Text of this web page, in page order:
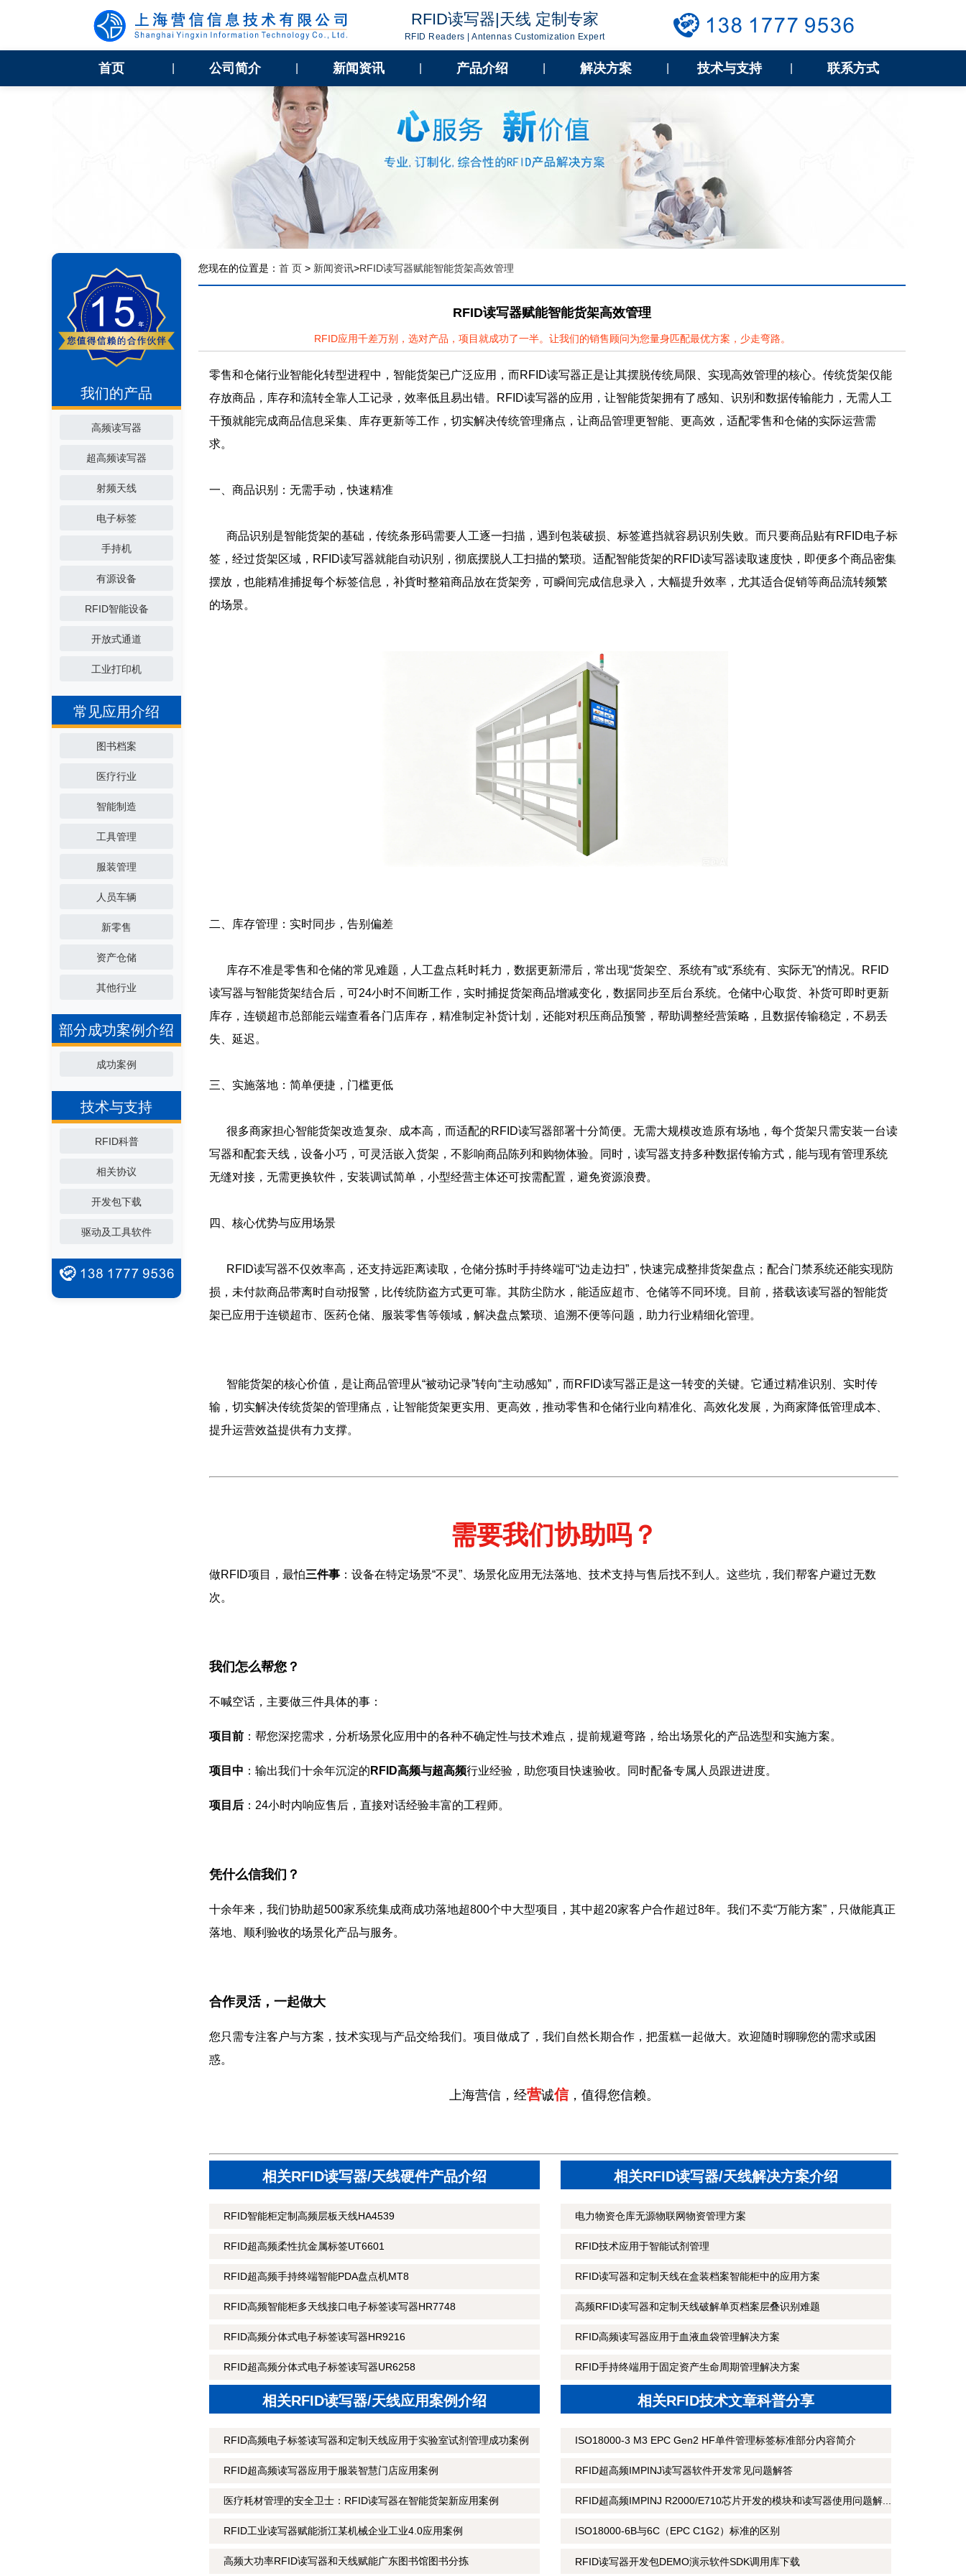
RFID读写器|天线 定制专家
RFID Readers | Antennas Customization Expert
首页 公司简介 新闻资讯 产品介绍 解决方案 技术与支持 联系方式
我们的产品
高频读写器
超高频读写器
射频天线
电子标签
手持机
有源设备
RFID智能设备
开放式通道
工业打印机
常见应用介绍
图书档案
医疗行业
智能制造
工具管理
服装管理
人员车辆
新零售
资产仓储
其他行业
部分成功案例介绍
成功案例
技术与支持
RFID科普
相关协议
开发包下载
驱动及工具软件
您现在的位置是： 首 页 > 新闻资讯>RFID读写器赋能智能货架高效管理
RFID读写器赋能智能货架高效管理
RFID应用千差万别，选对产品，项目就成功了一半。让我们的销售顾问为您量身匹配最优方案，少走弯路。
零售和仓储行业智能化转型进程中，智能货架已广泛应用，而RFID读写器正是让其摆脱传统局限、实现高效管理的核心。传统货架仅能
存放商品，库存和流转全靠人工记录，效率低且易出错。RFID读写器的应用，让智能货架拥有了感知、识别和数据传输能力，无需人工
干预就能完成商品信息采集、库存更新等工作，切实解决传统管理痛点，让商品管理更智能、更高效，适配零售和仓储的实际运营需
求。
一、商品识别：无需手动，快速精准
商品识别是智能货架的基础，传统条形码需要人工逐一扫描，遇到包装破损、标签遮挡就容易识别失败。而只要商品贴有RFID电子标
签，经过货架区域，RFID读写器就能自动识别，彻底摆脱人工扫描的繁琐。适配智能货架的RFID读写器读取速度快，即便多个商品密集
摆放，也能精准捕捉每个标签信息，补貨时整箱商品放在货架旁，可瞬间完成信息录入，大幅提升效率，尤其适合促销等商品流转频繁
的场景。
二、库存管理：实时同步，告别偏差
库存不准是零售和仓储的常见难题，人工盘点耗时耗力，数据更新滞后，常出现“货架空、系统有”或“系统有、实际无”的情况。RFID
读写器与智能货架结合后，可24小时不间断工作，实时捕捉货架商品增减变化，数据同步至后台系统。仓储中心取货、补货可即时更新
库存，连锁超市总部能云端查看各门店库存，精准制定补货计划，还能对积压商品预警，帮助调整经营策略，且数据传输稳定，不易丢
失、延迟。
三、实施落地：简单便捷，门槛更低
很多商家担心智能货架改造复杂、成本高，而适配的RFID读写器部署十分简便。无需大规模改造原有场地，每个货架只需安装一台读
写器和配套天线，设备小巧，可灵活嵌入货架，不影响商品陈列和购物体验。同时，读写器支持多种数据传输方式，能与现有管理系统
无缝对接，无需更换软件，安装调试简单，小型经营主体还可按需配置，避免资源浪费。
四、核心优势与应用场景
RFID读写器不仅效率高，还支持远距离读取，仓储分拣时手持终端可“边走边扫”，快速完成整排货架盘点；配合门禁系统还能实现防
损，未付款商品带离时自动报警，比传统防盗方式更可靠。其防尘防水，能适应超市、仓储等不同环境。目前，搭载该读写器的智能货
架已应用于连锁超市、医药仓储、服装零售等领域，解决盘点繁琐、追溯不便等问题，助力行业精细化管理。
智能货架的核心价值，是让商品管理从“被动记录”转向“主动感知”，而RFID读写器正是这一转变的关键。它通过精准识别、实时传
输，切实解决传统货架的管理痛点，让智能货架更实用、更高效，推动零售和仓储行业向精准化、高效化发展，为商家降低管理成本、
提升运营效益提供有力支撑。
需要我们协助吗？
做RFID项目，最怕三件事 ：设备在特定场景“不灵”、场景化应用无法落地、技术支持与售后找不到人。这些坑，我们帮客户避过无数
次。
我们怎么帮您？
不喊空话，主要做三件具体的事：
项目前 ：帮您深挖需求，分析场景化应用中的各种不确定性与技术难点，提前规避弯路，给出场景化的产品选型和实施方案。
项目中 ：输出我们十余年沉淀的 RFID高频与超高频行业经验，助您项目快速验收。同时配备专属人员跟进进度。
项目后 ：24小时内响应售后，直接对话经验丰富的工程师。
凭什么信我们？
十余年来，我们协助超500家系统集成商成功落地超800个中大型项目，其中超20家客户合作超过8年。我们不卖“万能方案”，只做能真正
落地、顺利验收的场景化产品与服务。
合作灵活，一起做大
您只需专注客户与方案，技术实现与产品交给我们。项目做成了，我们自然长期合作，把蛋糕一起做大。欢迎随时聊聊您的需求或困
惑。
上海营信，经营诚信，值得您信赖。
相关RFID读写器/天线硬件产品介绍
RFID智能柜定制高频层板天线HA4539
RFID超高频柔性抗金属标签UT6601
RFID超高频手持终端智能PDA盘点机MT8
RFID高频智能柜多天线接口电子标签读写器HR7748
RFID高频分体式电子标签读写器HR9216
RFID超高频分体式电子标签读写器UR6258
相关RFID读写器/天线解决方案介绍
电力物资仓库无源物联网物资管理方案
RFID技术应用于智能试剂管理
RFID读写器和定制天线在盒装档案智能柜中的应用方案
高频RFID读写器和定制天线破解单页档案层叠识别难题
RFID高频读写器应用于血液血袋管理解决方案
RFID手持终端用于固定资产生命周期管理解决方案
相关RFID读写器/天线应用案例介绍
RFID高频电子标签读写器和定制天线应用于实验室试剂管理成功案例
RFID超高频读写器应用于服装智慧门店应用案例
医疗耗材管理的安全卫士：RFID读写器在智能货架新应用案例
RFID工业读写器赋能浙江某机械企业工业4.0应用案例
高频大功率RFID读写器和天线赋能广东图书馆图书分拣
相关RFID技术文章科普分享
ISO18000-3 M3 EPC Gen2 HF单件管理标签标准部分内容简介
RFID超高频IMPINJ读写器软件开发常见问题解答
RFID超高频IMPINJ R2000/E710芯片开发的模块和读写器使用问题解...
ISO18000-6B与6C（EPC C1G2）标准的区别
RFID读写器开发包DEMO演示软件SDK调用库下载